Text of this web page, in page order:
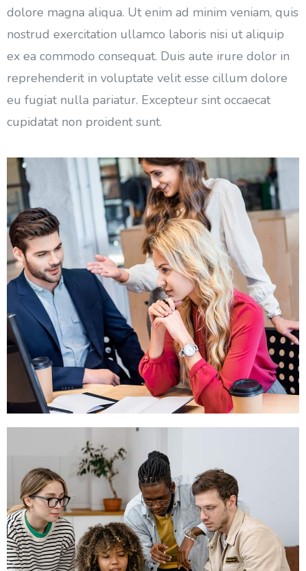
dolore magna aliqua. Ut enim ad minim veniam, quis
nostrud exercitation ullamco laboris nisi ut aliquip
ex ea commodo consequat. Duis aute irure dolor in
reprehenderit in voluptate velit esse cillum dolore
eu fugiat nulla pariatur. Excepteur sint occaecat
cupidatat non proident sunt.